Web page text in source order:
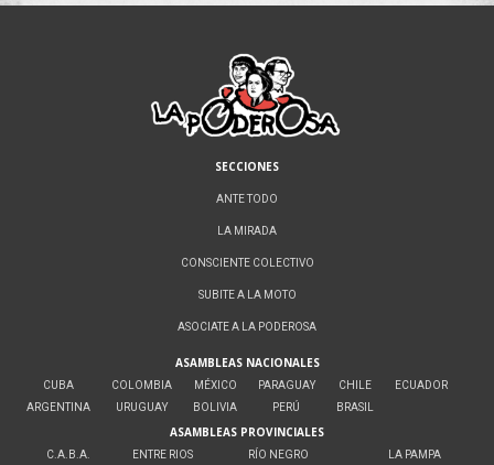
SECCIONES
ANTE TODO
LA MIRADA
CONSCIENTE COLECTIVO
SUBITE A LA MOTO
ASOCIATE A LA PODEROSA
ASAMBLEAS NACIONALES
CUBA
ARGENTINA
COLOMBIA
URUGUAY
MÉXICO
BOLIVIA
PARAGUAY
PERÚ
CHILE
BRASIL
ECUADOR
ASAMBLEAS PROVINCIALES
C.A.B.A. ENTRE RIOS RÍO NEGRO LA PAMPA